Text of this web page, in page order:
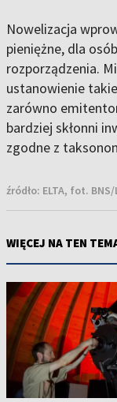
Nowelizacja
pieniężne, dla
rozporządzenia.
ustanowienie
zarówno
bardziej skłonni
zgodne z
źródło: ELTA, fot.
WIĘCEJ NA TEN